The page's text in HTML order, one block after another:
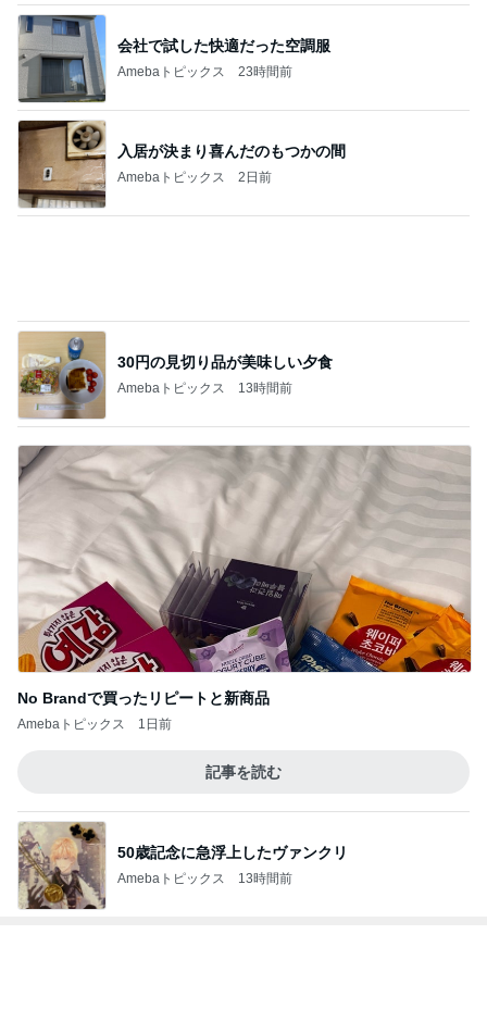
会社で試した快適だった空調服
Amebaトピックス 23時間前
入居が決まり喜んだのもつかの間
Amebaトピックス 2日前
30円の見切り品が美味しい夕食
Amebaトピックス 13時間前
No Brandで買ったリピートと新商品
Amebaトピックス 1日前
記事を読む
50歳記念に急浮上したヴァンクリ
Amebaトピックス 13時間前